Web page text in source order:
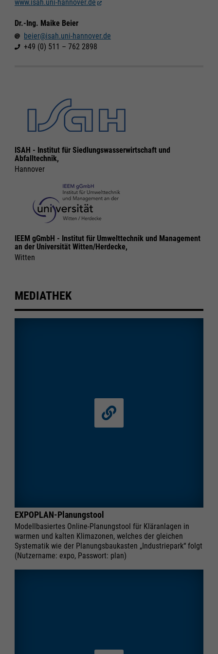
www.isah.uni-hannover.de
Dr.-Ing. Maike Beier
beier@isah.uni-hannover.de
+49 (0) 511 – 762 2898
ISAH - Institut für Siedlungswasserwirtschaft und
Abfalltechnik,
Hannover
IEEM gGmbH - Institut für Umwelttechnik und Management
an der Universität Witten/Herdecke,
Witten
MEDIATHEK
EXPOPLAN-Planungstool
Modellbasiertes Online-Planungstool für Kläranlagen in
warmen und kalten Klimazonen, welches der gleichen
Systematik wie der Planungsbaukasten „Industriepark“ folgt
(Nutzername: expo, Passwort: plan)